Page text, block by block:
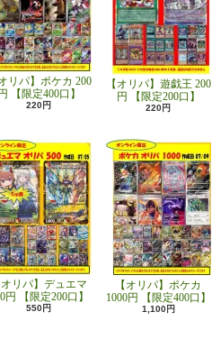
リパ】ポケカ 200
【限定400口】
220円
【オリパ】遊戯王 200
円 【限定200口】
220円
リパ】デュエマ
円 【限定200口】
550円
【オリパ】ポケカ
1000円 【限定400口】
1,100円